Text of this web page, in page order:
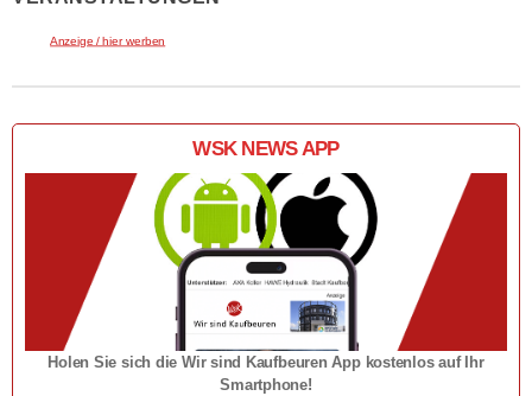
Anzeige / hier werben
WSK NEWS APP
Holen Sie sich die Wir sind Kaufbeuren App kostenlos auf Ihr
Smartphone!